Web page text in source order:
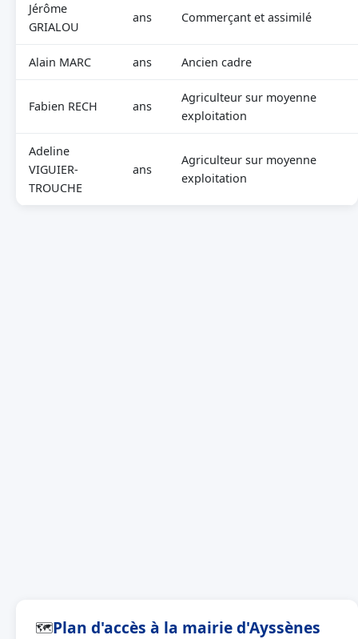
Jérôme
GRIALOU
ans Commerçant et assimilé
Alain MARC ans Ancien cadre
Fabien RECH ans
Agriculteur sur moyenne
exploitation
Adeline
VIGUIER-
TROUCHE
ans
Agriculteur sur moyenne
exploitation
🗺Plan d'accès à la mairie d'Ayssènes